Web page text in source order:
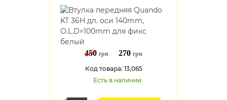
450 грн 270 грн
Код товара: 13,065
Есть в наличии